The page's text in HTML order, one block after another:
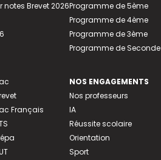
notes Brevet 2026
Français
Programme de 5ème
Programme de 4ème
Programme de 3ème
Programme de Seconde
NOS ENGAGEMENTS
Nos professeurs
IA
Réussite scolaire
Orientation
Sport